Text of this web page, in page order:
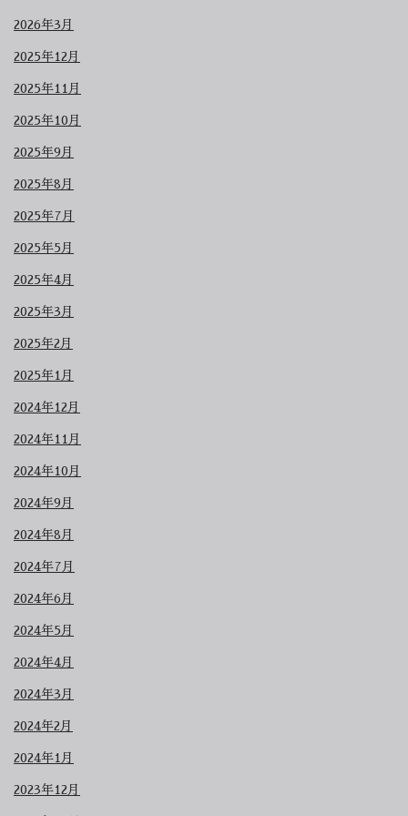
2026年3月
2025年12月
2025年11月
2025年10月
2025年9月
2025年8月
2025年7月
2025年5月
2025年4月
2025年3月
2025年2月
2025年1月
2024年12月
2024年11月
2024年10月
2024年9月
2024年8月
2024年7月
2024年6月
2024年5月
2024年4月
2024年3月
2024年2月
2024年1月
2023年12月